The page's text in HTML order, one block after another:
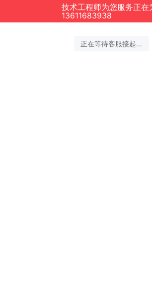
13611683938
正在等待客服接起...